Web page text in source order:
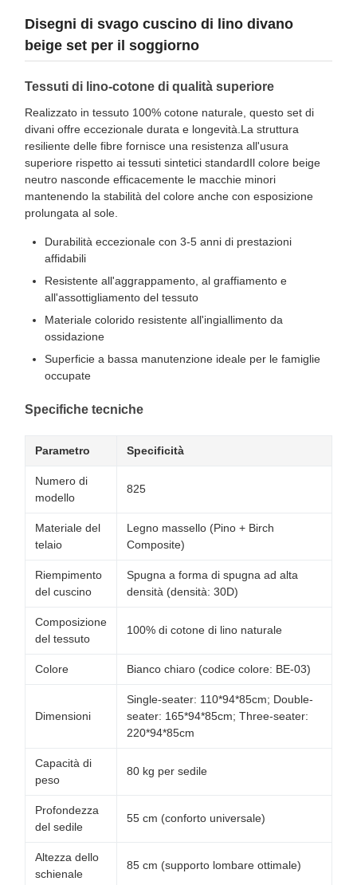
Disegni di svago cuscino di lino divano
beige set per il soggiorno
Tessuti di lino-cotone di qualità superiore
Realizzato in tessuto 100% cotone naturale, questo set di
divani offre eccezionale durata e longevità.La struttura
resiliente delle fibre fornisce una resistenza all'usura
superiore rispetto ai tessuti sintetici standardIl colore beige
neutro nasconde efficacemente le macchie minori
mantenendo la stabilità del colore anche con esposizione
prolungata al sole.
Durabilità eccezionale con 3-5 anni di prestazioni
affidabili
Resistente all'aggrappamento, al graffiamento e
all'assottigliamento del tessuto
Materiale colorido resistente all'ingiallimento da
ossidazione
Superficie a bassa manutenzione ideale per le famiglie
occupate
Specifiche tecniche
Parametro Specificità
Numero di
modello
825
Materiale del
telaio
Legno massello (Pino + Birch
Composite)
Riempimento
del cuscino
Spugna a forma di spugna ad alta
densità (densità: 30D)
Composizione
del tessuto
100% di cotone di lino naturale
Colore Bianco chiaro (codice colore: BE-03)
Dimensioni
Single-seater: 110*94*85cm; Double-
seater: 165*94*85cm; Three-seater:
220*94*85cm
Capacità di
peso
80 kg per sedile
Profondezza
del sedile
55 cm (conforto universale)
Altezza dello
schienale
85 cm (supporto lombare ottimale)